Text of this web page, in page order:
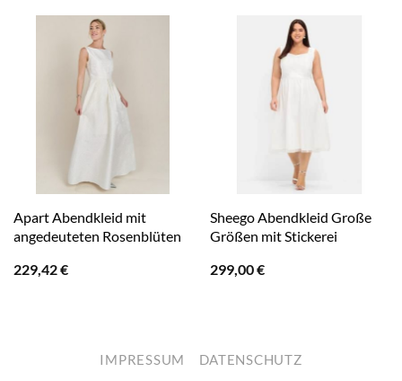
Apart Abendkleid mit
angedeuteten Rosenblüten
229,42€
Sheego Abendkleid Große
Größen mit Stickerei
299,00€
IMPRESSUM DATENSCHUTZ